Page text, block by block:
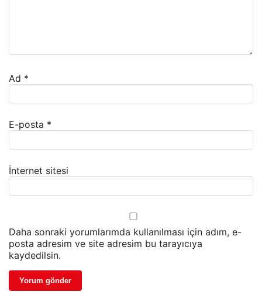
Ad *
E-posta *
İnternet sitesi
Daha sonraki yorumlarımda kullanılması için adım, e-
posta adresim ve site adresim bu tarayıcıya
kaydedilsin.